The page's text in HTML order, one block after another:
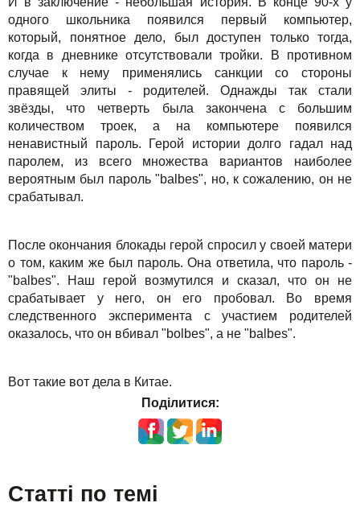
одного школьника появился первый компьютер,
который, понятное дело, был доступен только тогда,
когда в дневнике отсутствовали тройки. В противном
случае к нему применялись санкции со стороны
правящей элиты - родителей. Однажды так стали
звёзды, что четверть была закончена с большим
количеством троек, а на компьютере появился
ненавистный пароль. Герой истории долго гадал над
паролем, из всего множества вариантов наиболее
вероятным был пароль "balbes", но, к сожалению, он не
срабатывал.
После окончания блокады герой спросил у своей матери
о том, каким же был пароль. Она ответила, что пароль -
"balbes". Наш герой возмутился и сказал, что он не
срабатывает у него, он его пробовал. Во время
следственного эксперимента с участием родителей
оказалось, что он вбивал "bolbes", а не "balbes".
Вот такие вот дела в Китае.
Поділитися:
Статті по темі